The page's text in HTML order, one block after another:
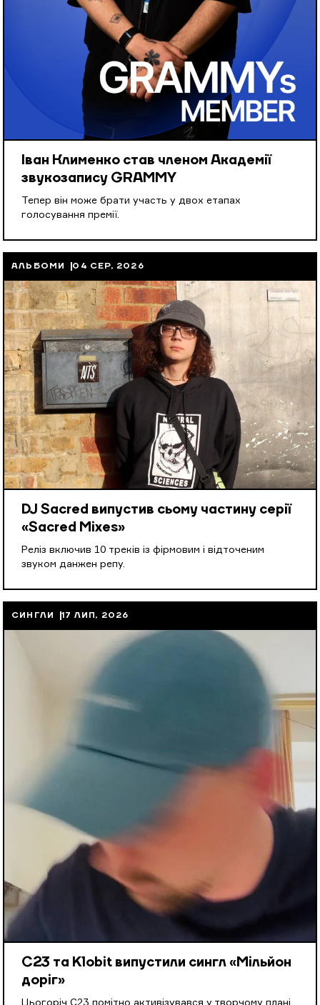
Іван Клименко став членом Академії
звукозапису GRAMMY
Тепер він може брати участь у двох етапах
голосування премії.
АЛЬБОМИ 04 СЕР, 2026
DJ Sacred випустив сьому частину серії
«Sacred Mixes»
Реліз включив 10 треків із фірмовим і відточеним
звуком данжен репу.
СИНГЛИ 17 ЛИП, 2026
С23 та Klobit випустили сингл «Мільйон
доріг»
Цьогоріч С23 помітно активізувався у творчому плані.